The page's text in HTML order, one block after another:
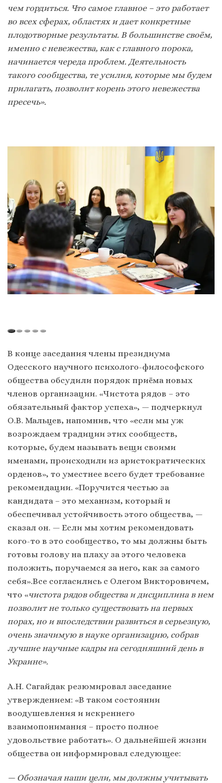
чем гордиться. Что самое главное – это работает
во всех сферах, областях и дает конкретные
плодотворные результаты. В большинстве своём,
именно с невежества, как с главного порока,
начинается череда проблем. Деятельность
такого сообщества, те усилия, которые мы будем
прилагать, позволит корень этого невежества
пресечь».
В конце заседания члены президиума
Одесского научного психолого-философского
общества обсудили порядок приёма новых
членов организации. «Чистота рядов – это
обязательный фактор успеха», — подчеркнул
О.В. Мальцев, напомнив, что «если мы уж
возрождаем традиции этих сообществ,
которые, будем называть вещи своими
именами, происходили из аристократических
орденов», то уместнее всего будет требование
рекомендации. «Поручится честью за
кандидата – это механизм, который и
обеспечивал устойчивость этого общества, —
сказал он. — Если мы хотим рекомендовать
кого-то в это сообщество, то мы должны быть
готовы голову на плаху за этого человека
положить, поручаемся за него, как за самого
себя».Все согласились с Олегом Викторовичем,
что «чистота рядов общества и дисциплина в нем
позволит не только существовать на первых
порах, но и впоследствии развиться в серьезную,
очень значимую в науке организацию, собрав
лучшие научные кадры на сегодняшний день в
Украине».
А.Н. Сагайдак резюмировал заседание
утверждением: «В таком состоянии
воодушевления и искреннего
взаимопонимания – просто полное
удовольствие работать». О дальнейшей жизни
общества он информировал следующее:
— Обозначая наши цели, мы должны учитывать